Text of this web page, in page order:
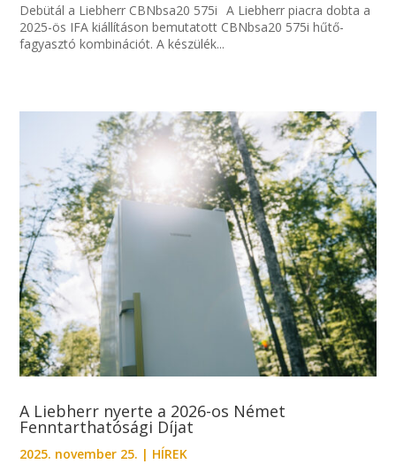
Debütál a Liebherr CBNbsa20 575i A Liebherr piacra dobta a
2025-ös IFA kiállításon bemutatott CBNbsa20 575i hűtő-
fagyasztó kombinációt. A készülék...
A Liebherr nyerte a 2026-os Német
Fenntarthatósági Díjat
2025. november 25. | HÍREK